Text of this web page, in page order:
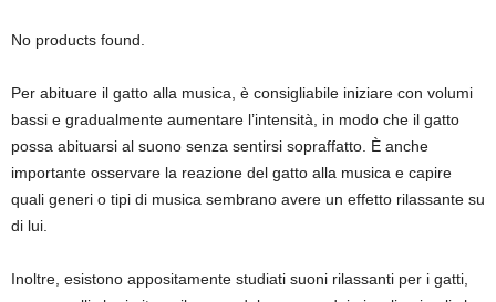
No products found.
Per abituare il gatto alla musica, è consigliabile iniziare con volumi
bassi e gradualmente aumentare l’intensità, in modo che il gatto
possa abituarsi al suono senza sentirsi sopraffatto. È anche
importante osservare la reazione del gatto alla musica e capire
quali generi o tipi di musica sembrano avere un effetto rilassante su
di lui.
Inoltre, esistono appositamente studiati suoni rilassanti per i gatti,